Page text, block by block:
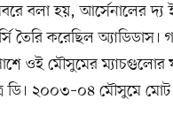
খবরে বলা হয়, আর্সেনালের
তৈরি করেছিল অ্যাডিডাস।
ওই মৌসুমের ম্যাচগুলোর
ডি। ২০০৩–০৪ মৌসুমে